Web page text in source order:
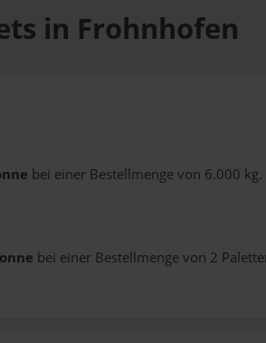
in Frohnhofen
bei einer Bestellmenge von 6.000
bei einer Bestellmenge von 2